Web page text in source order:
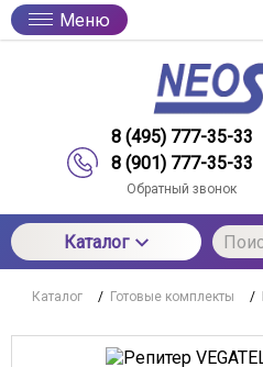
Меню
8 (495) 777-35-33
8 (901) 777-35-33
Обратный звонок
Каталог
Каталог / Готовые комплекты /